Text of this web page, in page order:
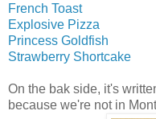
French Toast
Explosive Pizza
Princess Goldfish
Strawberry Shortcake
On the bak side, it's
because we're not in